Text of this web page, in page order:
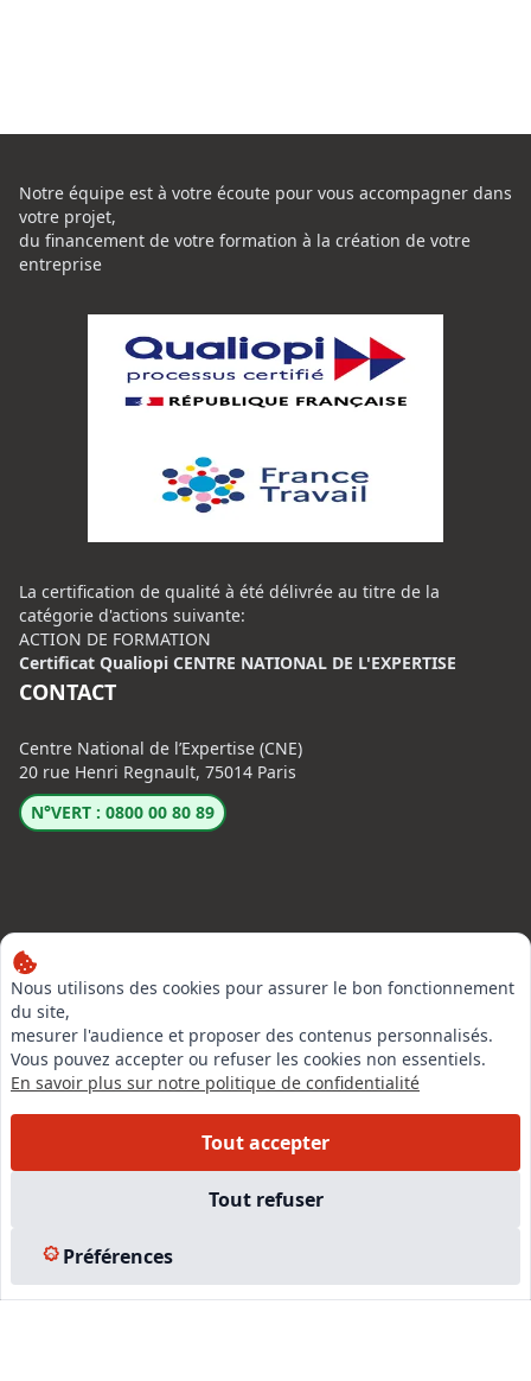
Nous utilisons des cookies pour assurer le bon fonctionnement
du site,
mesurer l'audience et proposer des contenus personnalisés.
Vous pouvez accepter ou refuser les cookies non essentiels.
En savoir plus sur notre politique de confidentialité
Tout accepter
Tout refuser
Préférences
Notre équipe est à votre écoute pour vous accompagner dans
votre projet,
du financement de votre formation à la création de votre
entreprise
La certification de qualité à été délivrée au titre de la
catégorie d'actions suivante:
ACTION DE FORMATION
Certificat Qualiopi CENTRE NATIONAL DE L'EXPERTISE
CONTACT
Centre National de l’Expertise (CNE)
20 rue Henri Regnault, 75014 Paris
N°VERT : 0800 00 80 89
LinkedIn
Instagram
Facebook
Nous rejoindre
Autres missions